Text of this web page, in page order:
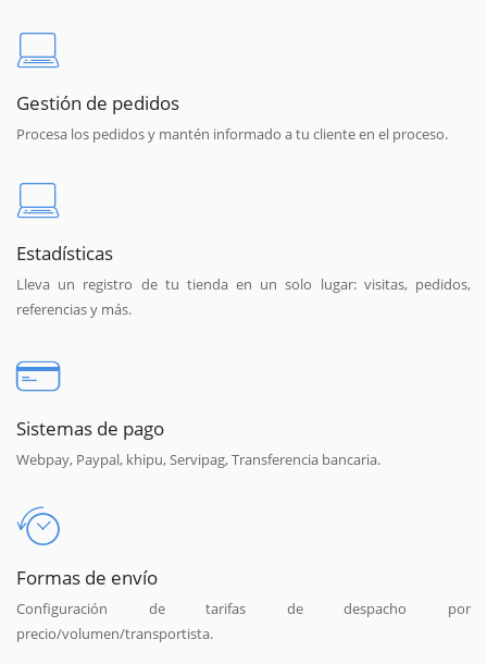
Gestión de pedidos
Procesa los pedidos y mantén informado a tu cliente en el proceso.
Estadísticas
Lleva un registro de tu tienda en un solo lugar: visitas, pedidos,
referencias y más.
Sistemas de pago
Webpay, Paypal, khipu, Servipag, Transferencia bancaria.
Formas de envío
Configuración de tarifas de despacho por
precio/volumen/transportista.